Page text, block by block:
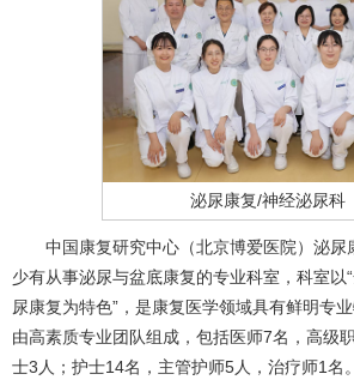
泌尿康复/神经泌尿科
中国康复研究中心（北京博爱医院）泌尿
少有从事泌尿与盆底康复的专业科室，科室以
尿康复为特色”，是康复医学领域具有鲜明
由高素质专业团队组成，包括医师7名，高级
士3人；护士14名，主管护师5人，治疗师1